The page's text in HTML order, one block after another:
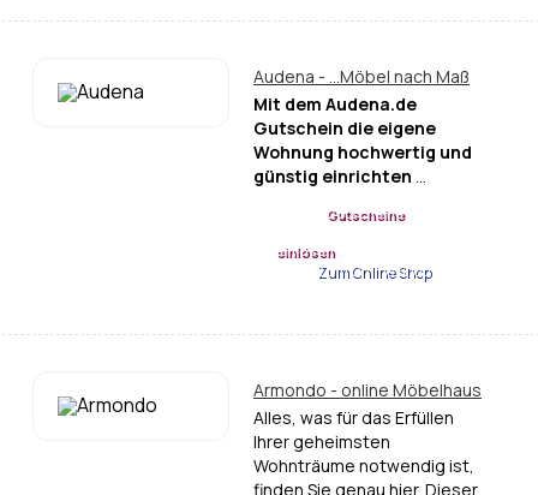
Audena - ...Möbel nach Maß
Mit dem Audena.de
Gutschein die eigene
Wohnung hochwertig und
günstig einrichten …
Gutscheine
einlösen
Zum Online Shop
Armondo - online Möbelhaus
Alles, was für das Erfüllen
Ihrer geheimsten
Wohnträume notwendig ist,
finden Sie genau hier. Dieser